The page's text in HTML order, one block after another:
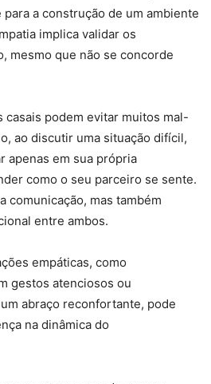
a construção de um ambiente
implica validar os
mesmo que não se concorde
casais podem evitar muitos mal-
ao discutir uma situação difícil,
apenas em sua própria
como o seu parceiro se sente.
comunicação, mas também
entre ambos.
empáticas, como
gestos atenciosos ou
abraço reconfortante, pode
na dinâmica do